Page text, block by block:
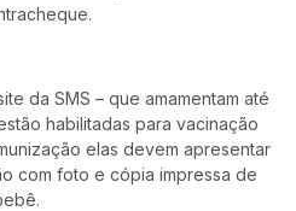
da SMS – que amamentam até
habilitadas para vacinação
elas devem apresentar
com foto e cópia impressa de